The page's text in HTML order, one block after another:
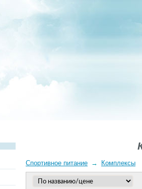
Спортивное питание → Комплексы